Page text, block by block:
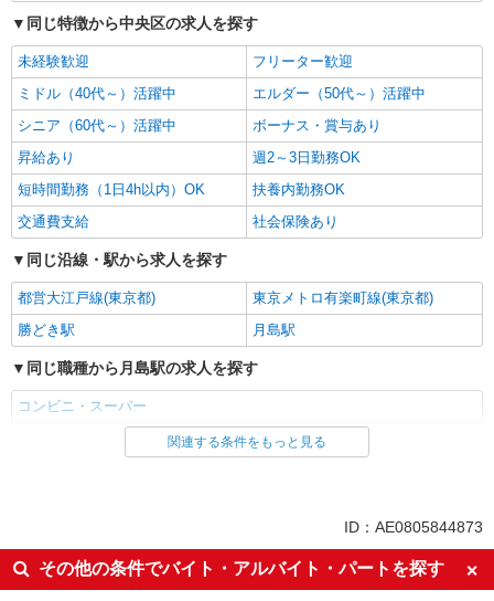
同じ特徴から中央区の求人を探す
未経験歓迎
フリーター歓迎
ミドル（40代～）活躍中
エルダー（50代～）活躍中
シニア（60代～）活躍中
ボーナス・賞与あり
昇給あり
週2～3日勤務OK
短時間勤務（1日4h以内）OK
扶養内勤務OK
交通費支給
社会保険あり
同じ沿線・駅から求人を探す
都営大江戸線(東京都)
東京メトロ有楽町線(東京都)
勝どき駅
月島駅
同じ職種から月島駅の求人を探す
コンビニ・スーパー
同じ雇用形態から月島駅の求人を探す
未経験歓迎
フリーター歓迎
ミドル（40代～）活躍中
エルダー（50代～）活躍中
関連する条件をもっと見る
ID：AE0805844873
その他の条件でバイト・アルバイト・パートを探す